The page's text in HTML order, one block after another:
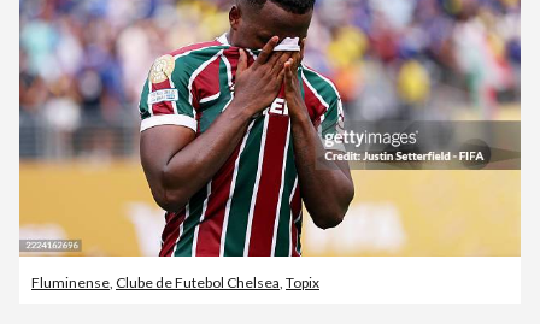
Fluminense, Clube de Futebol Chelsea, Topix